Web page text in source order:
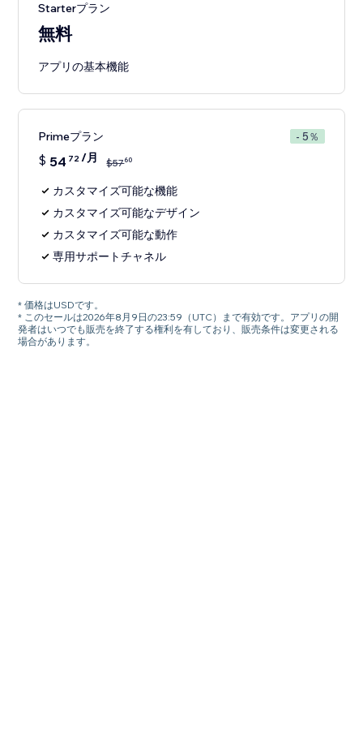
Starterプラン
無料
アプリの基本機能
Primeプラン - 5％
$ 54 72/月 $5760
カスタマイズ可能な機能
カスタマイズ可能なデザイン
カスタマイズ可能な動作
専用サポートチャネル
* 価格はUSDです。
* このセールは2026年8月9日の23:59（UTC）まで有効です。アプリの開
発者はいつでも販売を終了する権利を有しており、販売条件は変更される
場合があります。